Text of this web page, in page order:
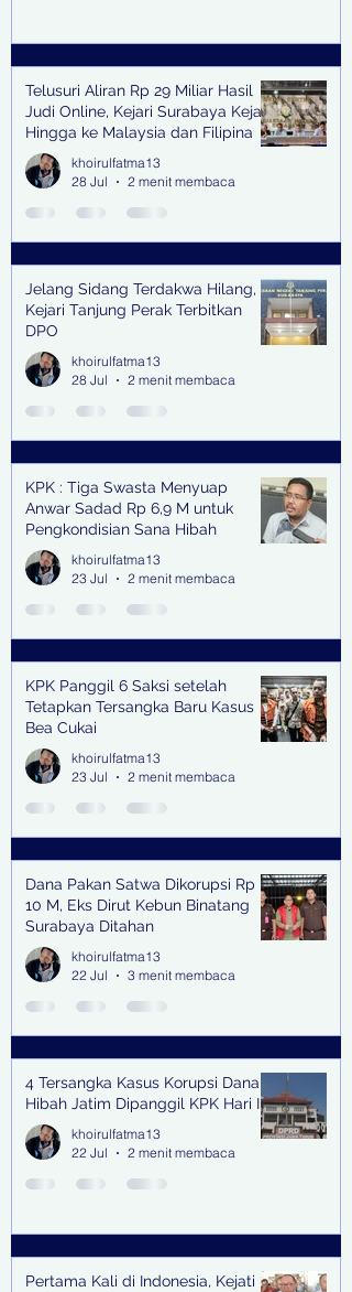
Telusuri Aliran Rp 29 Miliar Hasil
Judi Online, Kejari Surabaya Kejar
Hingga ke Malaysia dan Filipina
khoirulfatma13
28 Jul
2 menit membaca
Jelang Sidang Terdakwa Hilang,
Kejari Tanjung Perak Terbitkan
DPO
khoirulfatma13
28 Jul
2 menit membaca
KPK : Tiga Swasta Menyuap
Anwar Sadad Rp 6,9 M untuk
Pengkondisian Sana Hibah
khoirulfatma13
23 Jul
2 menit membaca
KPK Panggil 6 Saksi setelah
Tetapkan Tersangka Baru Kasus
Bea Cukai
khoirulfatma13
23 Jul
2 menit membaca
Dana Pakan Satwa Dikorupsi Rp
10 M, Eks Dirut Kebun Binatang
Surabaya Ditahan
khoirulfatma13
22 Jul
3 menit membaca
4 Tersangka Kasus Korupsi Dana
Hibah Jatim Dipanggil KPK Hari Ini
khoirulfatma13
22 Jul
2 menit membaca
Pertama Kali di Indonesia, Kejati